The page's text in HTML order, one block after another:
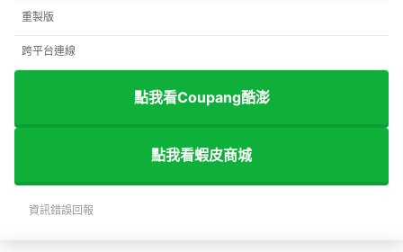
重製版
跨平台連線
點我看Coupang酷澎
點我看蝦皮商城
資訊錯誤回報